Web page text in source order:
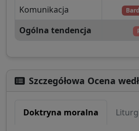
Komunikacja
Ogólna tendencja
Szczegółowa Ocena
Doktryna moralna